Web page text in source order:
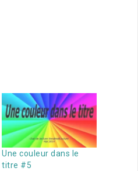
Une couleur dans le
titre #5